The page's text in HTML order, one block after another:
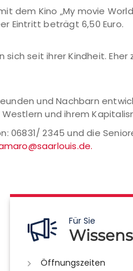
Kino „My movie
Eintritt beträgt 6,50 Euro.
seit ihrer Kindheit.
und Nachbarn
und ihrem
06831/ 2345 und die
Für Sie
Öffnungszeiten